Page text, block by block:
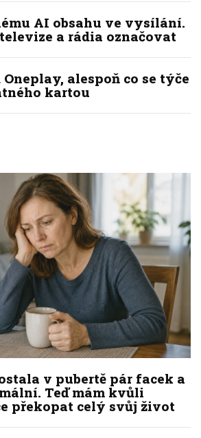
AI obsahu ve vysílání.
a rádia označovat
alespoň co se týče
kartou
v pubertě pár facek a
Teď mám kvůli
překopat celý svůj život